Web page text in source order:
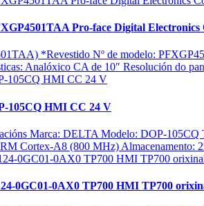
Pro-face Digital
*Revestido Nº de modelo:
Analóxico CA de 10″ Resolución do
105CQ HMI CC 24 V
Marca: DELTA Modelo: DOP-
Cortex-A8 (800 MHz) Almacenamento:
0GC01-0AX0 TP700 HMI TP700